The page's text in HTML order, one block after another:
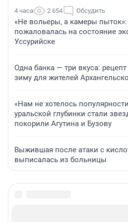
4 часа 2 654 Обсудить
«Не вольеры, а камеры
пожаловалась на состояние
Уссурийске
Одна банка — три вкуса:
зиму для жителей
«Нам не хотелось
уральской глубинки стали
покорили Агутина и Бузову
Выжившая после атаки с
выписалась из больницы